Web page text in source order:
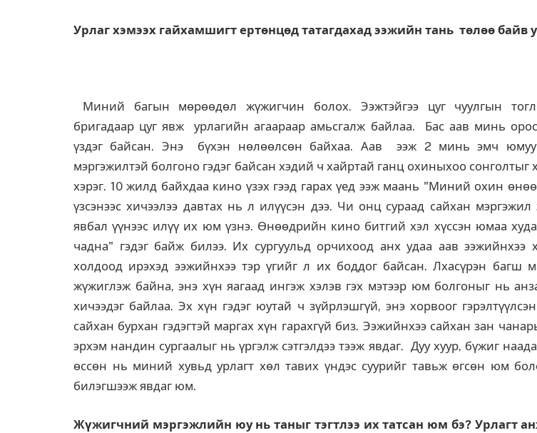
Урлаг хэмээх гайхамшигт ертөнцөд татагдахад ээжийн тань төлөө байв
Миний багын мөрөөдөл жүжигчин болох. Ээжтэйгээ цуг чуулгын
бригадаар цуг явж урлагийн агаараар амьсгалж байлаа. Бас аав минь
үздэг байсан. Энэ бүхэн нөлөөлсөн байхаа. Аав ээж 2 минь эмч юмуу
мэргэжилтэй болгоно гэдэг байсан хэдий ч хайртай ганц охиныхоо сонголтыг
хэрэг. 10 жилд байхдаа кино үзэх гээд гарах үед ээж маань "Миний охин
үзсэнээс хичээлээ давтах нь л илүүсэн дээ. Чи онц сураад сайхан мэргэжил
явбал үүнээс илүү их юм үзнэ. Өнөөдрийн кино битгий хэл хүссэн юмаа
чадна" гэдэг байж билээ. Их сургуульд орчихоод анх удаа аав ээжийнхээ
холдоод ирэхэд ээжийнхээ тэр үгийг л их боддог байсан. Лхасүрэн багш
жүжиглэж байна, энэ хүн яагаад ингэж хэлэв гэх мэтээр юм болгоныг нь
хичээдэг байлаа. Эх хүн гэдэг юутай ч зүйрлэшгүй, энэ хорвоог
сайхан бурхан гэдэгтэй маргах хүн гарахгүй биз. Ээжийнхээ сайхан зан
эрхэм нандин сургаалыг нь үргэлж сэтгэлдээ тээж явдаг. Дуу хуур, бүжиг
өссөн нь миний хувьд урлагт хөл тавих үндэс суурийг тавьж өгсөн юм
билэгшээж явдаг юм.
Жүжигчний мэргэжлийн юу нь таныг тэгтлээ их татсан юм бэ? Урлагт